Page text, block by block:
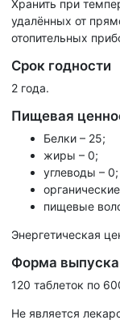
Хранить при
удалённых от
отопительных
Срок годности
2 года.
Пищевая
Белки – 25;
жиры – 0;
углеводы – 0;
пищевые
Энергетическая
Форма выпуска
120 таблеток по
Не является